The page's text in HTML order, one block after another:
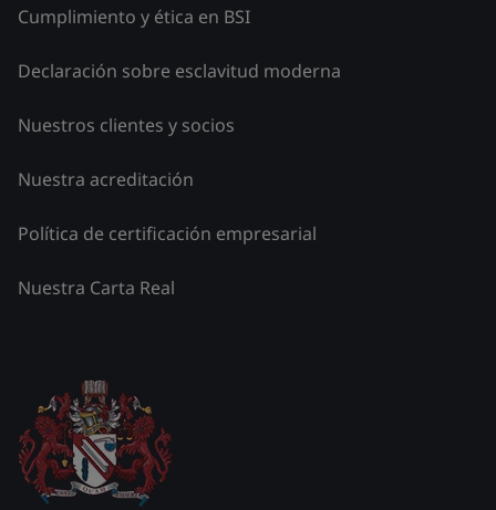
Cumplimiento y ética en BSI
Declaración sobre esclavitud moderna
Nuestros clientes y socios
Nuestra acreditación
Política de certificación empresarial
Nuestra Carta Real